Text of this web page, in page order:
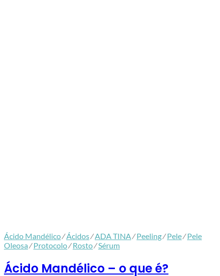
Ácido Mandélico⁄Ácidos⁄ADA TINA ⁄Peeling⁄Pele⁄Pele
Oleosa ⁄Protocolo⁄Rosto⁄Sérum
Ácido Mandélico – o que é?